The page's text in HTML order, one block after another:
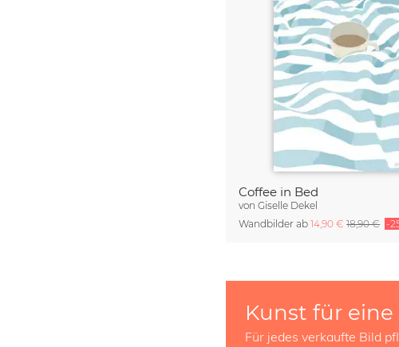
Coffee in Bed
vonGiselle Dekel
Wandbilder ab14,90 €18,90 € -
Kunst für
Für jedes verkaufte Bild